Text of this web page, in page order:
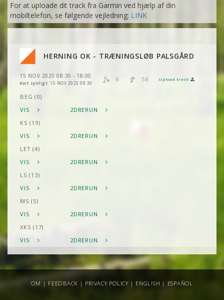
For at uploade dit track fra Garmin ved hjælp af din
mobiltelefon, se følgende vejledning: LINK
HERNING OK - TRÆNINGSLØB PALSGÅRD
15 NOV 2025 08:30 - 18:00
Kort synligt: 15 NOV 2025 08:30
6 58 Upload track
BEG (0)
VIS
2DRERUN
KS (19)
VIS
2DRERUN
LET (4)
VIS
2DRERUN
LS (13)
VIS
2DRERUN
MS (5)
VIS
2DRERUN
XKS (17)
VIS
2DRERUN
OM | FEEDBACK | PRIVACY POLICY| ENGLISH | ESPAÑOL